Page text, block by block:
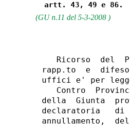
(GU n.11 del 5-3-2008 )
Ricorso  del
rapp.to  e
uffici e' per
Contro
della  Giunta
declaratoria   di
annullamento,